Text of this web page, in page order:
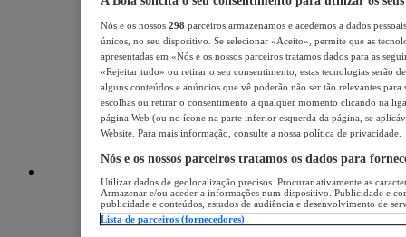
Nós e os nossos 298 parceiros armazenamos e acedemos a dados
únicos, no seu dispositivo. Se selecionar «Aceito», permite que as
apresentadas em «Nós e os nossos parceiros tratamos dados para as
«Rejeitar tudo» ou retirar o seu consentimento, estas tecnologias serão
alguns conteúdos e anúncios que vê poderão não ser tão relevantes para
escolhas ou retirar o consentimento a qualquer momento clicando na
página Web (ou no ícone na parte inferior esquerda da página, se
Website. Para mais informação, consulte a nossa política de privacidade.
Nós e os nossos parceiros tratamos os dados para
Utilizar dados de geolocalização precisos. Procurar ativamente as
Armazenar e/ou aceder a informações num dispositivo. Publicidade e
publicidade e conteúdos, estudos de audiência e desenvolvimento de
Lista de parceiros (fornecedores)